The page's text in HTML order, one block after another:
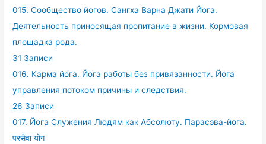
015. Сообщество йогов. Сангха Варна Джати Йога.
Деятельность приносящая пропитание в жизни. Кормовая
площадка рода.
31 Записи
016. Карма йога. Йога работы без привязанности. Йога
управления потоком причины и следствия.
26 Записи
017. Йога Служения Людям как Абсолюту. Парасэва-йога.
परसेवा योग